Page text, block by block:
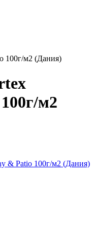
100г/м2 (Дания)
м2